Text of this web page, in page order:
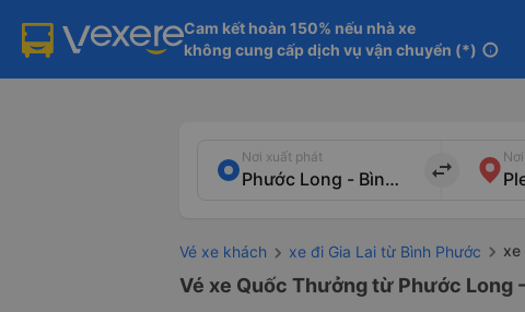
Cam kết hoàn 150% nếu nhà xe
không cung cấp dịch vụ vận chuyển (*) info
Nơi xuất phát
import_export
Vé xe khách xe đi Gia Lai từ Bình Phước xe
Vé xe Quốc Thưởng từ Phước Long